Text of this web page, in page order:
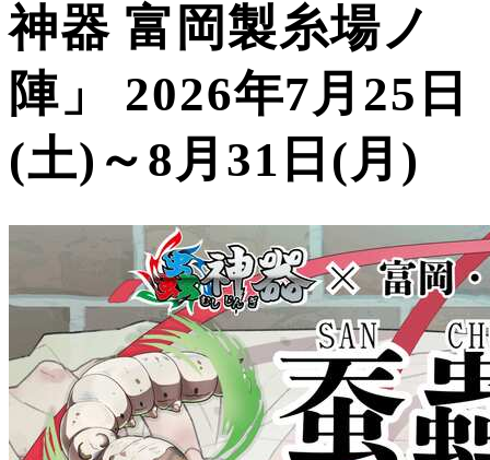
神器 富岡製糸場ノ
陣」 2026年7月25日
(土)～8月31日(月)